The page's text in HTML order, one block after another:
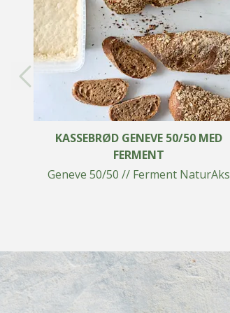
KASSEBRØD GENEVE 50/50 MED
FERMENT
Geneve 50/50 // Ferment NaturAks